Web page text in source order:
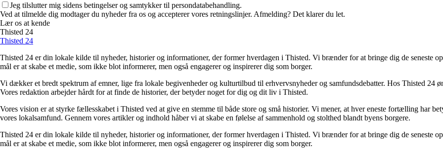
Jeg tilslutter mig sidens betingelser og samtykker til persondatabehandling.
Ved at tilmelde dig modtager du nyheder fra os og accepterer vores retningslinjer. Afmelding? Det klarer du let.
Lær os at kende
Thisted 24
Thisted 24
Thisted 24 er din lokale kilde til nyheder, historier og informationer, der former hverdagen i Thisted. Vi brænder for at bringe dig de seneste
mål er at skabe et medie, som ikke blot informerer, men også engagerer og inspirerer dig som borger.
Vi dækker et bredt spektrum af emner, lige fra lokale begivenheder og kulturtilbud til erhvervsnyheder og samfundsdebatter. Hos Thisted 24
Vores redaktion arbejder hårdt for at finde de historier, der betyder noget for dig og dit liv i Thisted.
Vores vision er at styrke fællesskabet i Thisted ved at give en stemme til både store og små historier. Vi mener, at hver eneste fortælling har
vores lokalsamfund. Gennem vores artikler og indhold håber vi at skabe en følelse af sammenhold og stolthed blandt byens borgere.
Thisted 24 er din lokale kilde til nyheder, historier og informationer, der former hverdagen i Thisted. Vi brænder for at bringe dig de seneste
mål er at skabe et medie, som ikke blot informerer, men også engagerer og inspirerer dig som borger.